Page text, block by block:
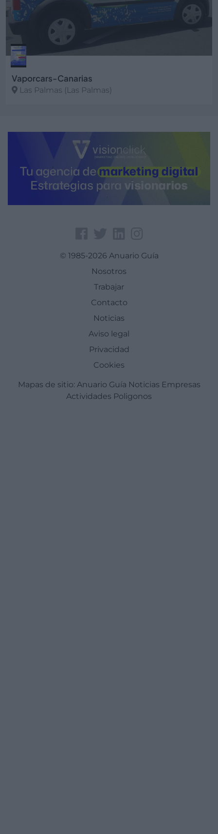
Vaporcars-Canarias
Las Palmas (Las Palmas)
© 1985-2026 Anuario Guía
Nosotros
Trabajar
Contacto
Noticias
Aviso legal
Privacidad
Cookies
Mapas de sitio: Anuario Guía Noticias Empresas
Actividades Poligonos